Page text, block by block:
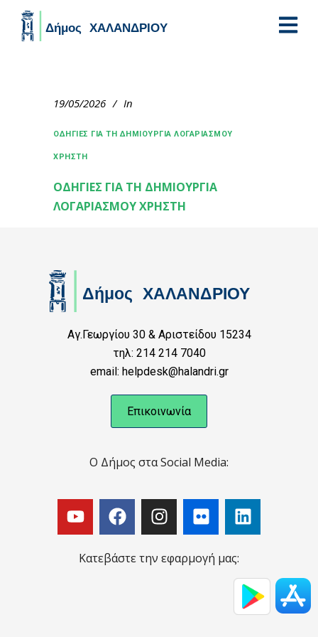
19/05/2026 In
ΟΔΗΓΙΕΣ ΓΙΑ ΤΗ ΔΗΜΙΟΥΡΓΙΑ ΛΟΓΑΡΙΑΣΜΟΥ
ΧΡΗΣΤΗ
ΟΔΗΓΙΕΣ ΓΙΑ ΤΗ ΔΗΜΙΟΥΡΓΙΑ
ΛΟΓΑΡΙΑΣΜΟΥ ΧΡΗΣΤΗ
Αγ.Γεωργίου 30 & Αριστείδου 15234
τηλ: 214 214 7040
email: helpdesk@halandri.gr
Επικοινωνία
Ο Δήμος στα Social Media:
Κατεβάστε την εφαρμογή μας: